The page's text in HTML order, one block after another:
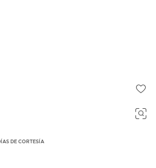
DE CORTESÍA